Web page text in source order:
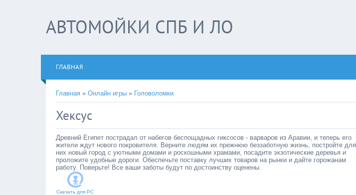
АВТОМОЙКИ СПБ И ЛО
ГЛАВНАЯ
Главная » Онлайн игры » Головоломки
Хексус
Древний Египет пострадал от набегов беспощадных гиксосов - варваров из Аравии, и теперь его
жители ждут нового покровителя. Верните людям их прежнюю беззаботную жизнь, постройте для
них новый город с уютными домами и роскошными храмами, посадите экзотические деревья и
проложите удобные дороги. Обеспечьте поставку лучших товаров на рынки и дайте горожанам
работу. Поверьте! Все ваши заботы будут по достоинству оценены.
Скачать для PC